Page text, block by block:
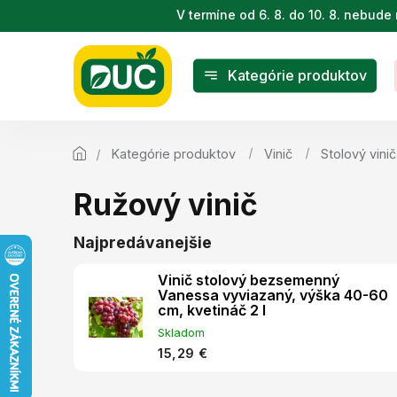
na
V termíne od 6. 8. do 10. 8.
Kategórie produktov
Kategórie produktov Vinič Stolový vinič
Ružový vinič
Najpredávanejšie
Vinič stolový bezsemenný
Vanessa vyviazaný, výška 40-60
cm, kvetináč 2 l
Skladom
15,29 €